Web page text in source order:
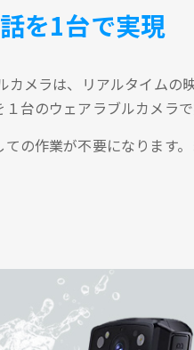
を1台で実現
カメラは、リアルタイムの
台のウェアラブルカメラで
の作業が不要になります